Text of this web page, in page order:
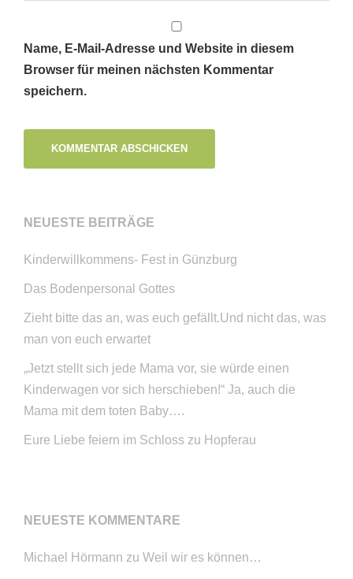
Name, E-Mail-Adresse und Website in diesem
Browser für meinen nächsten Kommentar
speichern.
NEUESTE BEITRÄGE
Kinderwillkommens- Fest in Günzburg
Das Bodenpersonal Gottes
Zieht bitte das an, was euch gefällt.Und nicht das, was
man von euch erwartet
„Jetzt stellt sich jede Mama vor, sie würde einen
Kinderwagen vor sich herschieben!“ Ja, auch die
Mama mit dem toten Baby….
Eure Liebe feiern im Schloss zu Hopferau
NEUESTE KOMMENTARE
Michael Hörmann zu Weil wir es können…